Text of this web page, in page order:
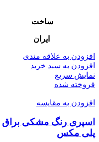
ساخت
ایران
افزودن به علاقه مندی
افزودن به سبد خرید
نمایش سریع
فروخته شده
افزودن به مقایسه
اسپری رنگ مشکی براق
پلی مکس